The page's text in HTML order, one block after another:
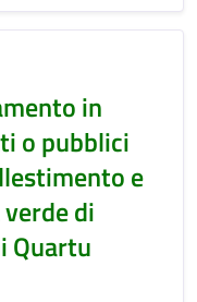
in
o pubblici
e
di
Quartu